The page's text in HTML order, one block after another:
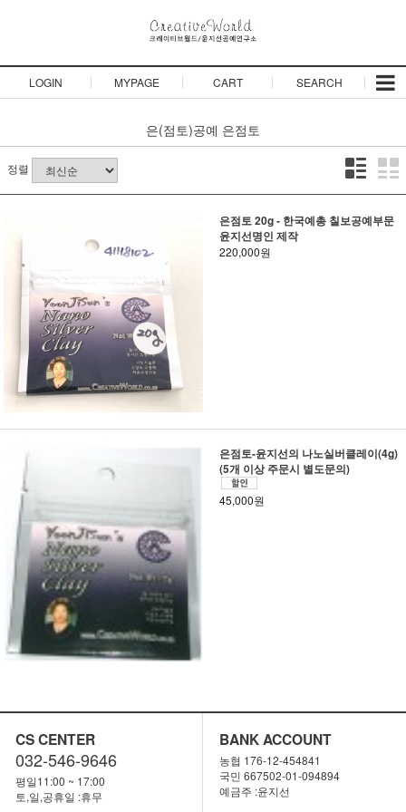
LOGIN MYPAGE CART SEARCH
은(점토)공예 은점토
정렬
은점토 20g - 한국예총 칠보공예부문
윤지선명인 제작
220,000원
은점토-윤지선의 나노실버클레이(4g)
(5개 이상 주문시 별도문의)
45,000원
CS CENTER
032-546-9646
평일11:00 ~ 17:00
토,일,공휴일 :휴무
BANK ACCOUNT
농협 176-12-454841
국민 667502-01-094894
예금주 :윤지선